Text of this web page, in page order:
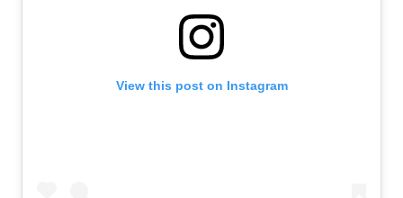
View this post on Instagram